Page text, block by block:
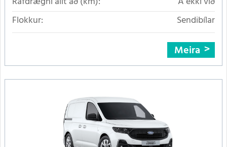
Flokkur:
Sendibílar
Meira